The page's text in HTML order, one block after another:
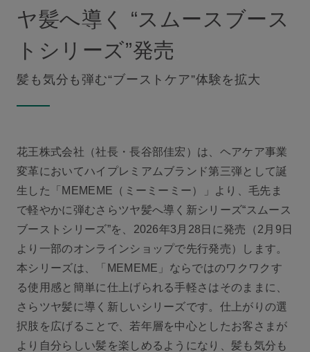
ヤ髪へ導く “スムースブース
トシリーズ”発売
髪も気分も弾む“ブーストケア”体験を拡大
花王株式会社（社長・長谷部佳宏）は、ヘアケア事業
変革においてハイプレミアムブランド第三弾として誕
生した「MEMEME（ミーミーミー）」より、毛先ま
で軽やかに弾むさらツヤ髪へ導く新シリーズ“スムース
ブーストシリーズ”を、2026年3月28日に発売（2月9日
より一部のオンラインショップで先行発売）します。
本シリーズは、「MEMEME」ならではのワクワクす
る使用感と簡単に仕上げられる手軽さはそのままに、
さらツヤ髪に導く新しいシリーズです。仕上がりの選
択肢を広げることで、若年層を中心としたお客さまが
より自分らしい髪を楽しめるようになり、髪も気分も